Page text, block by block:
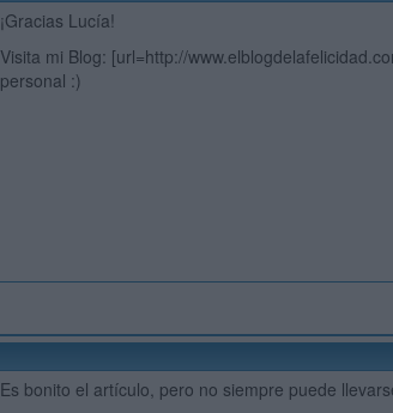
¡Gracias Lucía!
Visita mi Blog: [url=http://
personal :)
Es bonito el artículo, pero no siempre puede